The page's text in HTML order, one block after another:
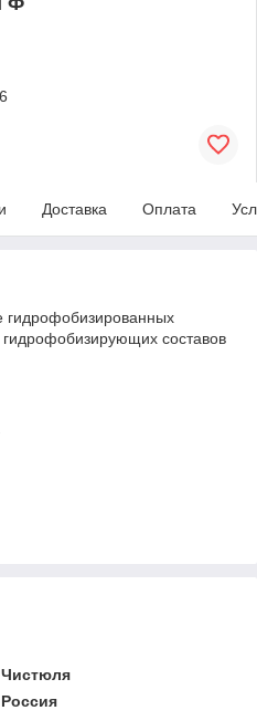
Доставка Оплата
гидрофобизированных
составов
Чистюля
Россия